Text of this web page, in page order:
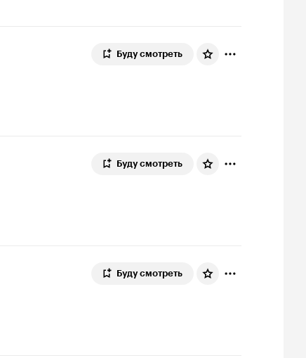
Буду смотреть
Буду смотреть
Буду смотреть